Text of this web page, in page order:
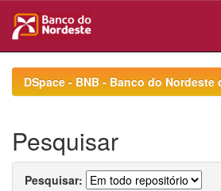
navigationDSpace - BNB - Banco do Nordeste
Pesquisar
Pesquisar: